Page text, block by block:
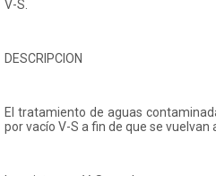
V-S.
DESCRIPCION
El tratamiento de aguas
por vacío V-S a fin de que se